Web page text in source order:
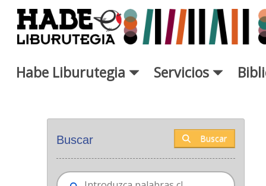
Saltar al contenido principal
Habe Liburutegia Servicios
Buscar Buscar